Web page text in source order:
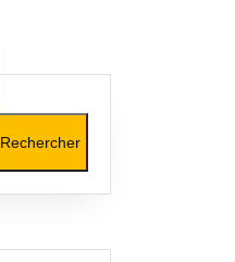
Rechercher